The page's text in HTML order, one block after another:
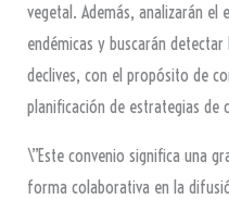
vegetal. Además, analizarán el
endémicas y buscarán detectar
declives, con el propósito de
planificación de estrategias de
\”Este convenio significa una
forma colaborativa en la